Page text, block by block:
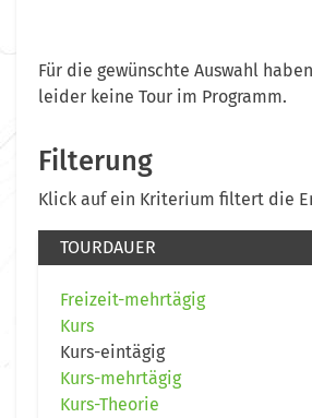
Für die gewünschte Auswahl
leider keine Tour im Programm.
Filterung
Klick auf ein Kriterium filtert die
TOURDAUER
Freizeit-mehrtägig
Kurs
Kurs-eintägig
Kurs-mehrtägig
Kurs-Theorie